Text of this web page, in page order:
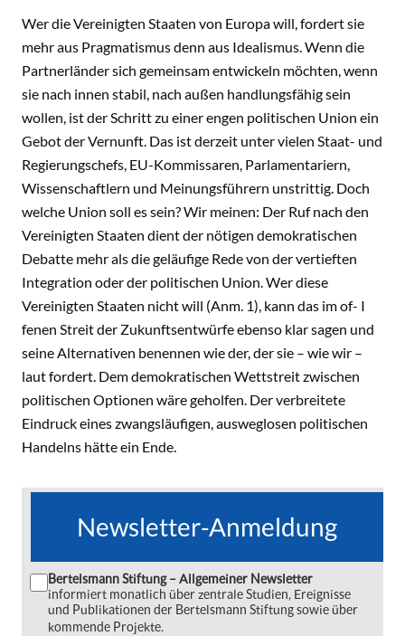
Wer die Vereinigten Staaten von Europa will, fordert sie
mehr aus Pragmatismus denn aus Idealismus. Wenn die
Partnerländer sich gemeinsam entwickeln möchten, wenn
sie nach innen stabil, nach außen handlungsfähig sein
wollen, ist der Schritt zu einer engen politischen Union ein
Gebot der Vernunft. Das ist derzeit unter vielen Staat- und
Regierungschefs, EU-Kommissaren, Parlamentariern,
Wissenschaftlern und Meinungsführern unstrittig. Doch
welche Union soll es sein? Wir meinen: Der Ruf nach den
Vereinigten Staaten dient der nötigen demokratischen
Debatte mehr als die geläufige Rede von der vertieften
Integration oder der politischen Union. Wer diese
Vereinigten Staaten nicht will (Anm. 1), kann das im of- I
fenen Streit der Zukunftsentwürfe ebenso klar sagen und
seine Alternativen benennen wie der, der sie – wie wir –
laut fordert. Dem demokratischen Wettstreit zwischen
politischen Optionen wäre geholfen. Der verbreitete
Eindruck eines zwangsläufigen, ausweglosen politischen
Handelns hätte ein Ende.
Newsletter-Anmeldung
Bertelsmann Stiftung – Allgemeiner Newsletter
informiert monatlich über zentrale Studien, Ereignisse
und Publikationen der Bertelsmann Stiftung sowie über
kommende Projekte.